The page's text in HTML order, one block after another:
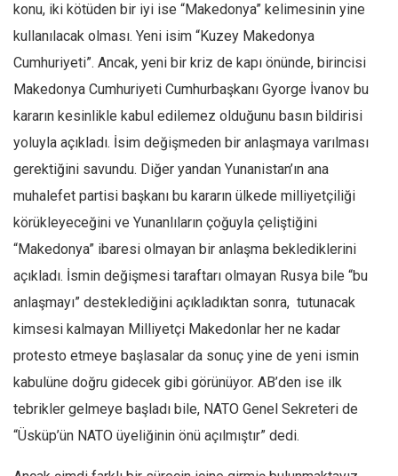
konu, iki kötüden bir iyi ise “Makedonya” kelimesinin yine
kullanılacak olması. Yeni isim “Kuzey Makedonya
Cumhuriyeti”. Ancak, yeni bir kriz de kapı önünde, birincisi
Makedonya Cumhuriyeti Cumhurbaşkanı Gyorge İvanov bu
kararın kesinlikle kabul edilemez olduğunu basın bildirisi
yoluyla açıkladı. İsim değişmeden bir anlaşmaya varılması
gerektiğini savundu. Diğer yandan Yunanistan’ın ana
muhalefet partisi başkanı bu kararın ülkede milliyetçiliği
körükleyeceğini ve Yunanlıların çoğuyla çeliştiğini
“Makedonya” ibaresi olmayan bir anlaşma beklediklerini
açıkladı. İsmin değişmesi taraftarı olmayan Rusya bile “bu
anlaşmayı” desteklediğini açıkladıktan sonra, tutunacak
kimsesi kalmayan Milliyetçi Makedonlar her ne kadar
protesto etmeye başlasalar da sonuç yine de yeni ismin
kabulüne doğru gidecek gibi görünüyor. AB’den ise ilk
tebrikler gelmeye başladı bile, NATO Genel Sekreteri de
“Üsküp’ün NATO üyeliğinin önü açılmıştır” dedi.